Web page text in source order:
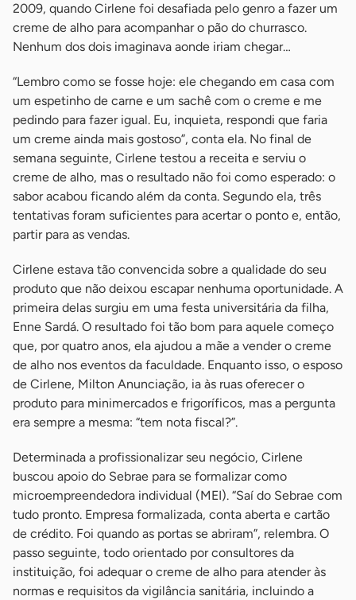
2009, quando Cirlene foi desafiada pelo genro a fazer um
creme de alho para acompanhar o pão do churrasco.
Nenhum dos dois imaginava aonde iriam chegar…
“Lembro como se fosse hoje: ele chegando em casa com
um espetinho de carne e um sachê com o creme e me
pedindo para fazer igual. Eu, inquieta, respondi que faria
um creme ainda mais gostoso”, conta ela. No final de
semana seguinte, Cirlene testou a receita e serviu o
creme de alho, mas o resultado não foi como esperado: o
sabor acabou ficando além da conta. Segundo ela, três
tentativas foram suficientes para acertar o ponto e, então,
partir para as vendas.
Cirlene estava tão convencida sobre a qualidade do seu
produto que não deixou escapar nenhuma oportunidade. A
primeira delas surgiu em uma festa universitária da filha,
Enne Sardá. O resultado foi tão bom para aquele começo
que, por quatro anos, ela ajudou a mãe a vender o creme
de alho nos eventos da faculdade. Enquanto isso, o esposo
de Cirlene, Milton Anunciação, ia às ruas oferecer o
produto para minimercados e frigoríficos, mas a pergunta
era sempre a mesma: “tem nota fiscal?”.
Determinada a profissionalizar seu negócio, Cirlene
buscou apoio do Sebrae para se formalizar como
microempreendedora individual (MEI). “Saí do Sebrae com
tudo pronto. Empresa formalizada, conta aberta e cartão
de crédito. Foi quando as portas se abriram”, relembra. O
passo seguinte, todo orientado por consultores da
instituição, foi adequar o creme de alho para atender às
normas e requisitos da vigilância sanitária, incluindo a